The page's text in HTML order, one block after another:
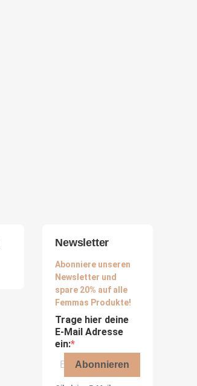
Newsletter
Abonniere unseren
Newsletter und
spare 20% auf alle
Femmas Produkte!
Trage hier deine
E-Mail Adresse
ein:
Abonnieren